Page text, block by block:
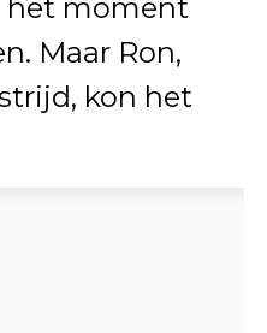
het moment
Maar Ron,
kon het